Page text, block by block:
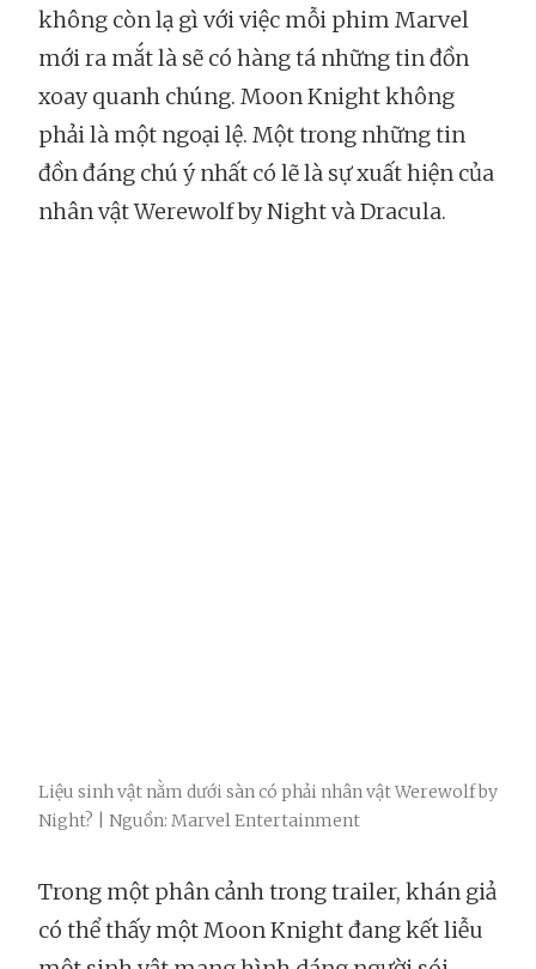
không còn lạ gì với việc mỗi phim Marvel
mới ra mắt là sẽ có hàng tá những tin đồn
xoay quanh chúng. Moon Knight không
phải là một ngoại lệ. Một trong những tin
đồn đáng chú ý nhất có lẽ là sự xuất hiện của
nhân vật Werewolf by Night và Dracula.
Liệu sinh vật nằm dưới sàn có phải nhân vật Werewolf by
Night? | Nguồn: Marvel Entertainment
Trong một phân cảnh trong trailer, khán giả
có thể thấy một Moon Knight đang kết liễu